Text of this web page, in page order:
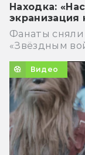
Находка:
экранизация
Фанаты
«Звёздным
Видео